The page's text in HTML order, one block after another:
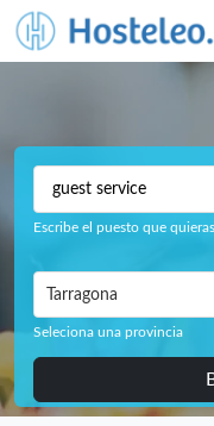
Escribe el puesto que
Tarragona
Seleciona una provincia